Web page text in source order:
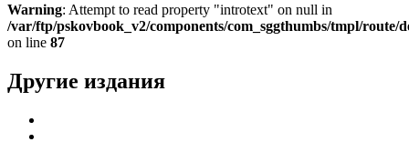
Warning: Attempt to read property "introtext" on null in
/var/ftp/pskovbook_v2/components/com_sggthumbs/tmpl/route/
on line 87
Другие издания